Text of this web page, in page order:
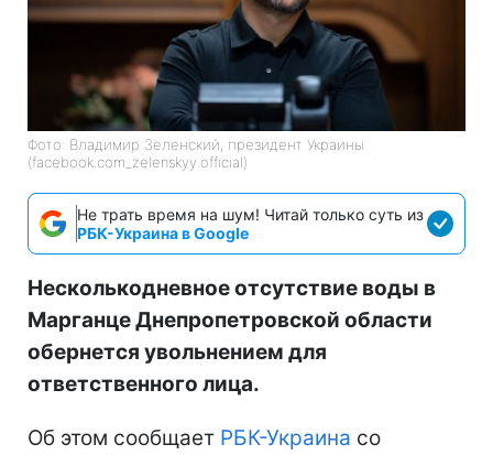
Фото: Владимир Зеленский, президент Украины
(facebook.com_zelenskyy.official)
Не трать время на шум! Читай только суть из
РБК-Украина в Google
Несколькодневное отсутствие воды в
Марганце Днепропетровской области
обернется увольнением для
ответственного лица.
Об этом сообщает РБК-Украина со